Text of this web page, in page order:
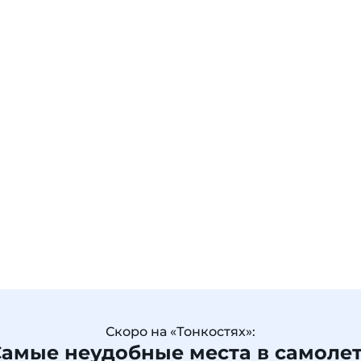
Скоро на «Тонкостях»:
неудобные места в